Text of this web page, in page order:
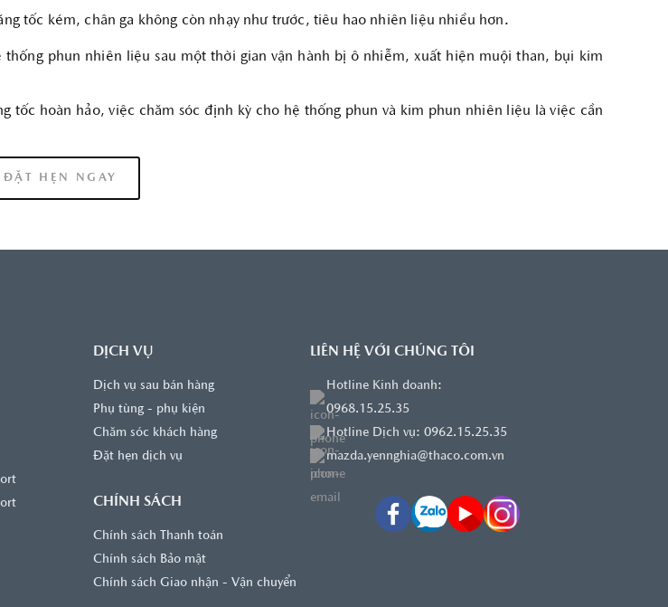
tốc kém, chân ga không còn nhạy như trước, tiêu hao nhiên liệu nhiều hơn.
phun nhiên liệu sau một thời gian vận hành bị ô nhiễm, xuất hiện muội than, bụi kim
hoàn hảo, việc chăm sóc định kỳ cho hệ thống phun và kim phun nhiên liệu là việc cần
ĐẶT HẸN NGAY
DỊCH VỤ
Dịch vụ sau bán hàng
Phụ tùng - phụ kiện
Chăm sóc khách hàng
Đặt hẹn dịch vụ
CHÍNH SÁCH
Chính sách Thanh toán
Chính sách Bảo mật
Chính sách Giao nhận - Vận chuyển
LIÊN HỆ VỚI CHÚNG TÔI
Hotline Kinh doanh:
0968.15.25.35
Hotline Dịch vụ: 0962.15.25.35
mazda.yennghia@thaco.com.vn